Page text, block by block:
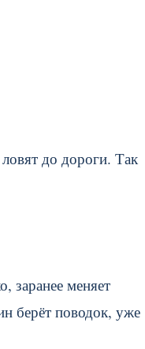
до дороги. Так
заранее меняет
берёт поводок, уже